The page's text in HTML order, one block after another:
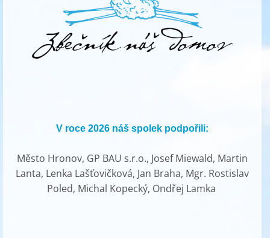
V roce 2026 náš spolek podpořili:
Město Hronov, GP BAU s.r.o., Josef Miewald, Martin
Lanta, Lenka Lašťovičková, Jan Braha, Mgr. Rostislav
Poled, Michal Kopecký, Ondřej Lamka